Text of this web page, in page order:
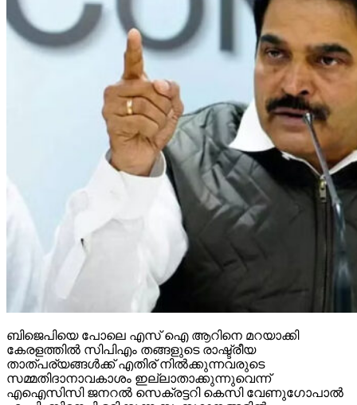
ബിജെപിയെ പോലെ എസ് ഐ ആറിനെ മറയാക്കി
കേരളത്തില്‍ സിപിഎം തങ്ങളുടെ രാഷ്ട്രീയ
താത്പര്യങ്ങള്‍ക്ക് എതിര് നില്‍ക്കുന്നവരുടെ
സമ്മതിദാനാവകാശം ഇല്ലാതാക്കുന്നുവെന്ന്
എഐസിസി ജനറല്‍ സെക്രട്ടറി കെസി വേണുഗോപാല്‍